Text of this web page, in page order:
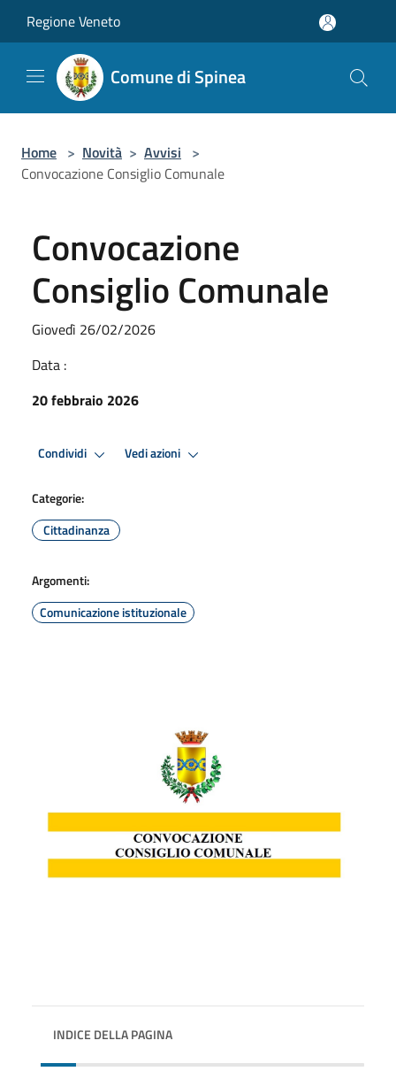
Regione Veneto
Comune di Spinea
Home > Novità > Avvisi >
Convocazione Consiglio Comunale
Convocazione
Consiglio Comunale
Giovedì 26/02/2026
Data :
20 febbraio 2026
Condividi Vedi azioni
Categorie:
Cittadinanza
Argomenti:
Comunicazione istituzionale
INDICE DELLA PAGINA